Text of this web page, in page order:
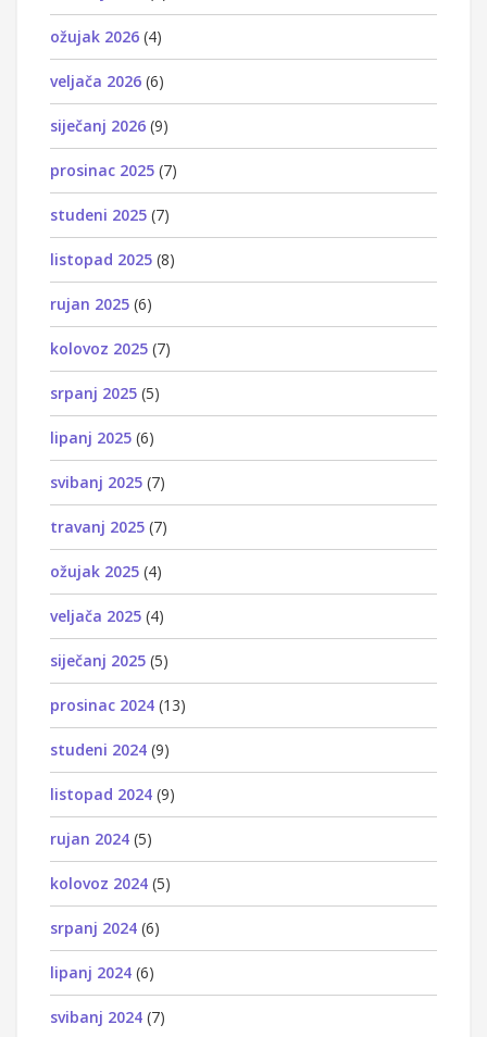
ožujak 2026 (4)
veljača 2026 (6)
siječanj 2026 (9)
prosinac 2025 (7)
studeni 2025 (7)
listopad 2025 (8)
rujan 2025 (6)
kolovoz 2025 (7)
srpanj 2025 (5)
lipanj 2025 (6)
svibanj 2025 (7)
travanj 2025 (7)
ožujak 2025 (4)
veljača 2025 (4)
siječanj 2025 (5)
prosinac 2024 (13)
studeni 2024 (9)
listopad 2024 (9)
rujan 2024 (5)
kolovoz 2024 (5)
srpanj 2024 (6)
lipanj 2024 (6)
svibanj 2024 (7)